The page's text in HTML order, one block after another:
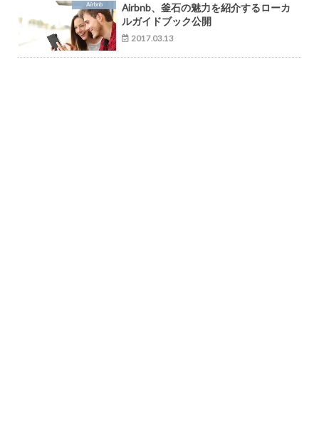
Airbnb
Airbnb、釜石の魅力を紹介するローカ
ルガイドブック公開
2017.03.13